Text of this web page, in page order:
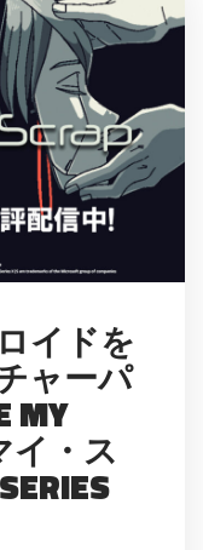
イドを
ャーパ
MY
イ・ス